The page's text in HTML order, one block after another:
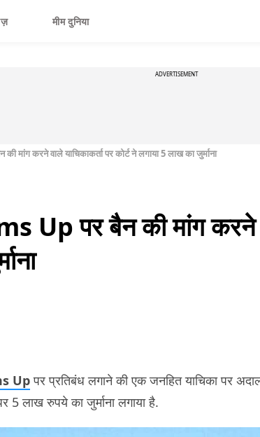
मीम दुनिया
ADVERTISEMENT
करने वाले याचिकाकर्ता पर कोर्ट ने लगाया 5 लाख का जुर्माना
पर बैन की मांग करने
Upपर प्रतिबंध लगाने की एक जनहित याचिका पर
5 लाख रुपये का जुर्माना लगाया है.